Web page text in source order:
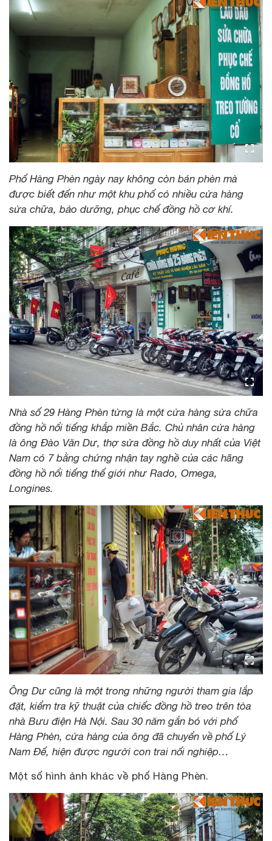
Phố Hàng Phèn ngày nay không còn bán phèn mà
được biết đến như một khu phố có nhiều cửa hàng
sửa chữa, bảo dưỡng, phục chế đồng hồ cơ khí.
Nhà số 29 Hàng Phèn từng là một cửa hàng sửa chữa
đồng hồ nổi tiếng khắp miền Bắc. Chủ nhân cửa hàng
là ông Đào Văn Dư, thợ sửa đồng hồ duy nhất của Việt
Nam có 7 bằng chứng nhận tay nghề của các hãng
đồng hồ nổi tiếng thế giới như Rado, Omega,
Longines.
Ông Dư cũng là một trong những người tham gia lắp
đặt, kiểm tra kỹ thuật của chiếc đồng hồ treo trên tòa
nhà Bưu điện Hà Nội. Sau 30 năm gắn bó với phố
Hàng Phèn, cửa hàng của ông đã chuyển về phố Lý
Nam Đế, hiện được người con trai nối nghiệp…
Một số hình ảnh khác về phố Hàng Phèn.